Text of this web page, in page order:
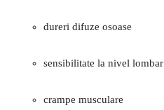
dureri difuze osoase
sensibilitate la nivel lombar
crampe musculare